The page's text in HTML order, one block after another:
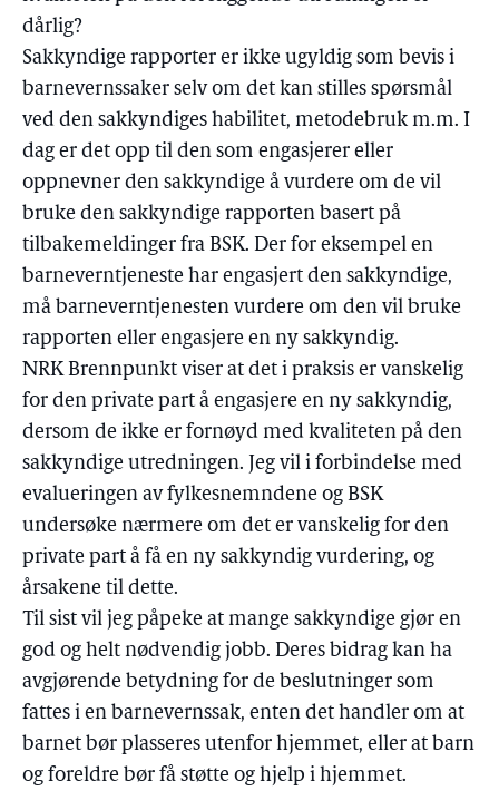
dårlig?
Sakkyndige rapporter er ikke ugyldig som bevis i
barnevernssaker selv om det kan stilles spørsmål
ved den sakkyndiges habilitet, metodebruk m.m. I
dag er det opp til den som engasjerer eller
oppnevner den sakkyndige å vurdere om de vil
bruke den sakkyndige rapporten basert på
tilbakemeldinger fra BSK. Der for eksempel en
barneverntjeneste har engasjert den sakkyndige,
må barneverntjenesten vurdere om den vil bruke
rapporten eller engasjere en ny sakkyndig.
NRK Brennpunkt viser at det i praksis er vanskelig
for den private part å engasjere en ny sakkyndig,
dersom de ikke er fornøyd med kvaliteten på den
sakkyndige utredningen. Jeg vil i forbindelse med
evalueringen av fylkesnemndene og BSK
undersøke nærmere om det er vanskelig for den
private part å få en ny sakkyndig vurdering, og
årsakene til dette.
Til sist vil jeg påpeke at mange sakkyndige gjør en
god og helt nødvendig jobb. Deres bidrag kan ha
avgjørende betydning for de beslutninger som
fattes i en barnevernssak, enten det handler om at
barnet bør plasseres utenfor hjemmet, eller at barn
og foreldre bør få støtte og hjelp i hjemmet.